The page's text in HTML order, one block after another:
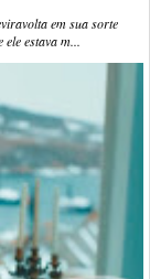
em sua sorte
estava m...